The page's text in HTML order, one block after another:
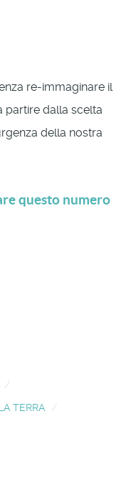
re-immaginare il
partire dalla scelta
della nostra
questo numero
TERRA